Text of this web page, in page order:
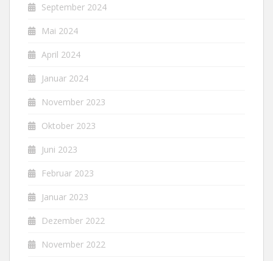
September 2024
Mai 2024
April 2024
Januar 2024
November 2023
Oktober 2023
Juni 2023
Februar 2023
Januar 2023
Dezember 2022
November 2022